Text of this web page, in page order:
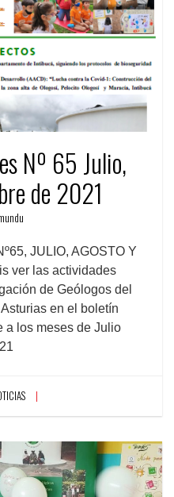
Nº 65 Julio,
de 2021
JULIO, AGOSTO Y
ver las actividades
de Geólogos del
en el boletín
a los meses de Julio